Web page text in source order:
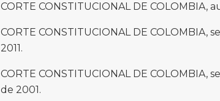
CORTE CONSTITUCIONAL DE COLOMBIA,
CORTE CONSTITUCIONAL DE COLOMBIA,
2011.
CORTE CONSTITUCIONAL DE COLOMBIA,
de 2001.